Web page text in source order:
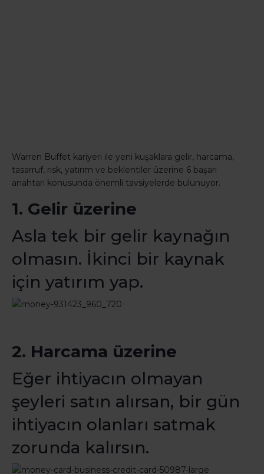
Warren Buffet kariyeri ile yeni kuşaklara gelir, harcama,
tasarruf, risk, yatırım ve beklentiler üzerine 6 başarı
anahtarı konusunda önemli tavsiyelerde bulunuyor.
1. Gelir üzerine
Asla tek bir gelir kaynağın
olmasın. İkinci bir kaynak
için yatırım yap.
2. Harcama üzerine
Eğer ihtiyacın olmayan
şeyleri satın alırsan, bir gün
ihtiyacın olanları satmak
zorunda kalırsın.